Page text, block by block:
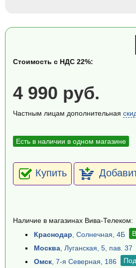
Стоимость с НДС 22%:
4 990 руб.
Частным лицам дополнительная
Есть в наличии в одном магазине
Купить
Наличие в магазинах Вива-Телеком:
Краснодар , Солнечная, 4Б
Москва , Луганская, 5, пав. 37
Омск , 7-я Северная, 186